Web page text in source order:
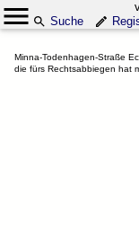
Suche
Minna-Todenhagen-Straße
die fürs Rechtsabbiegen hat